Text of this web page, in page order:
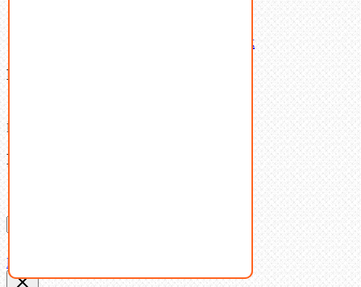
Латунный и бронзовый крепеж
Ваша корзина
В корзине нет товаров.
Поиск
Don't show this popup again